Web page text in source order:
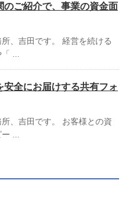
のご紹介で、事業の資金面
、吉田です。 経営を続ける
...
安全にお届けする共有フォ
、吉田です。 お客様との資
...